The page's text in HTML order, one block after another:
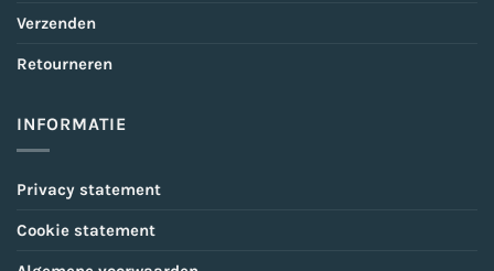
Verzenden
Retourneren
INFORMATIE
Privacy statement
Cookie statement